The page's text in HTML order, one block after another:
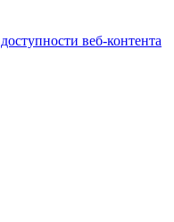
веб-контента